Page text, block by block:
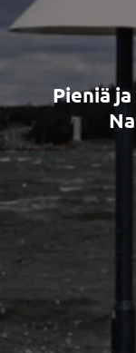
Pieniä